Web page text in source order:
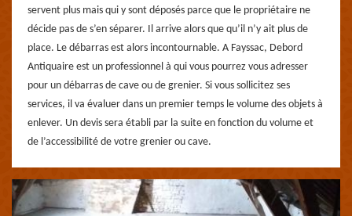
servent plus mais qui y sont déposés parce que le propriétaire ne
décide pas de s’en séparer. Il arrive alors que qu’il n’y ait plus de
place. Le débarras est alors incontournable. A Fayssac, Debord
Antiquaire est un professionnel à qui vous pourrez vous adresser
pour un débarras de cave ou de grenier. Si vous sollicitez ses
services, il va évaluer dans un premier temps le volume des objets à
enlever. Un devis sera établi par la suite en fonction du volume et
de l’accessibilité de votre grenier ou cave.